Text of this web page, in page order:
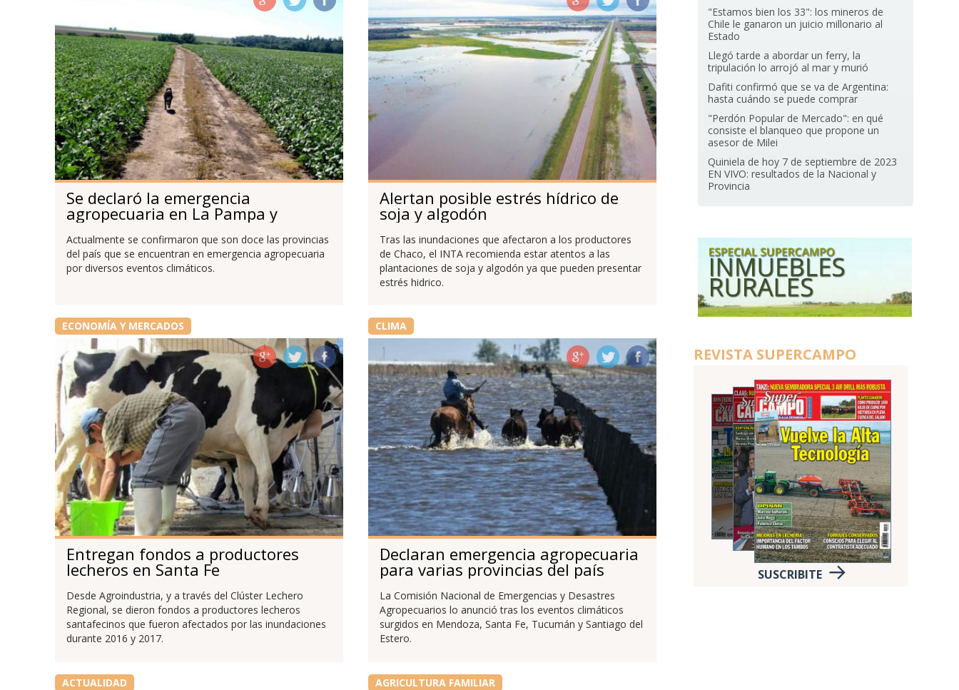
Se declaró la emergencia
agropecuaria en La Pampa y
Catamarca
Actualmente se confirmaron que son doce las provincias
del país que se encuentran en emergencia agropecuaria
por diversos eventos climáticos.
Alertan posible estrés hídrico de
soja y algodón
Tras las inundaciones que afectaron a los productores
de Chaco, el INTA recomienda estar atentos a las
plantaciones de soja y algodón ya que pueden presentar
estrés hidrico.
ECONOMÍA Y MERCADOS
Entregan fondos a productores
lecheros en Santa Fe
Desde Agroindustria, y a través del Clúster Lechero
Regional, se dieron fondos a productores lecheros
santafecinos que fueron afectados por las inundaciones
durante 2016 y 2017.
CLIMA
Declaran emergencia agropecuaria
para varias provincias del país
La Comisión Nacional de Emergencias y Desastres
Agropecuarios lo anunció tras los eventos climáticos
surgidos en Mendoza, Santa Fe, Tucumán y Santiago del
Estero.
ACTUALIDAD AGRICULTURA FAMILIAR
"Estamos bien los 33": los mineros de
Chile le ganaron un juicio millonario al
Estado
Llegó tarde a abordar un ferry, la
tripulación lo arrojó al mar y murió
Dafiti confirmó que se va de Argentina:
hasta cuándo se puede comprar
"Perdón Popular de Mercado": en qué
consiste el blanqueo que propone un
asesor de Milei
Quiniela de hoy 7 de septiembre de 2023
EN VIVO: resultados de la Nacional y
Provincia
REVISTA SUPERCAMPO
SUSCRIBITE